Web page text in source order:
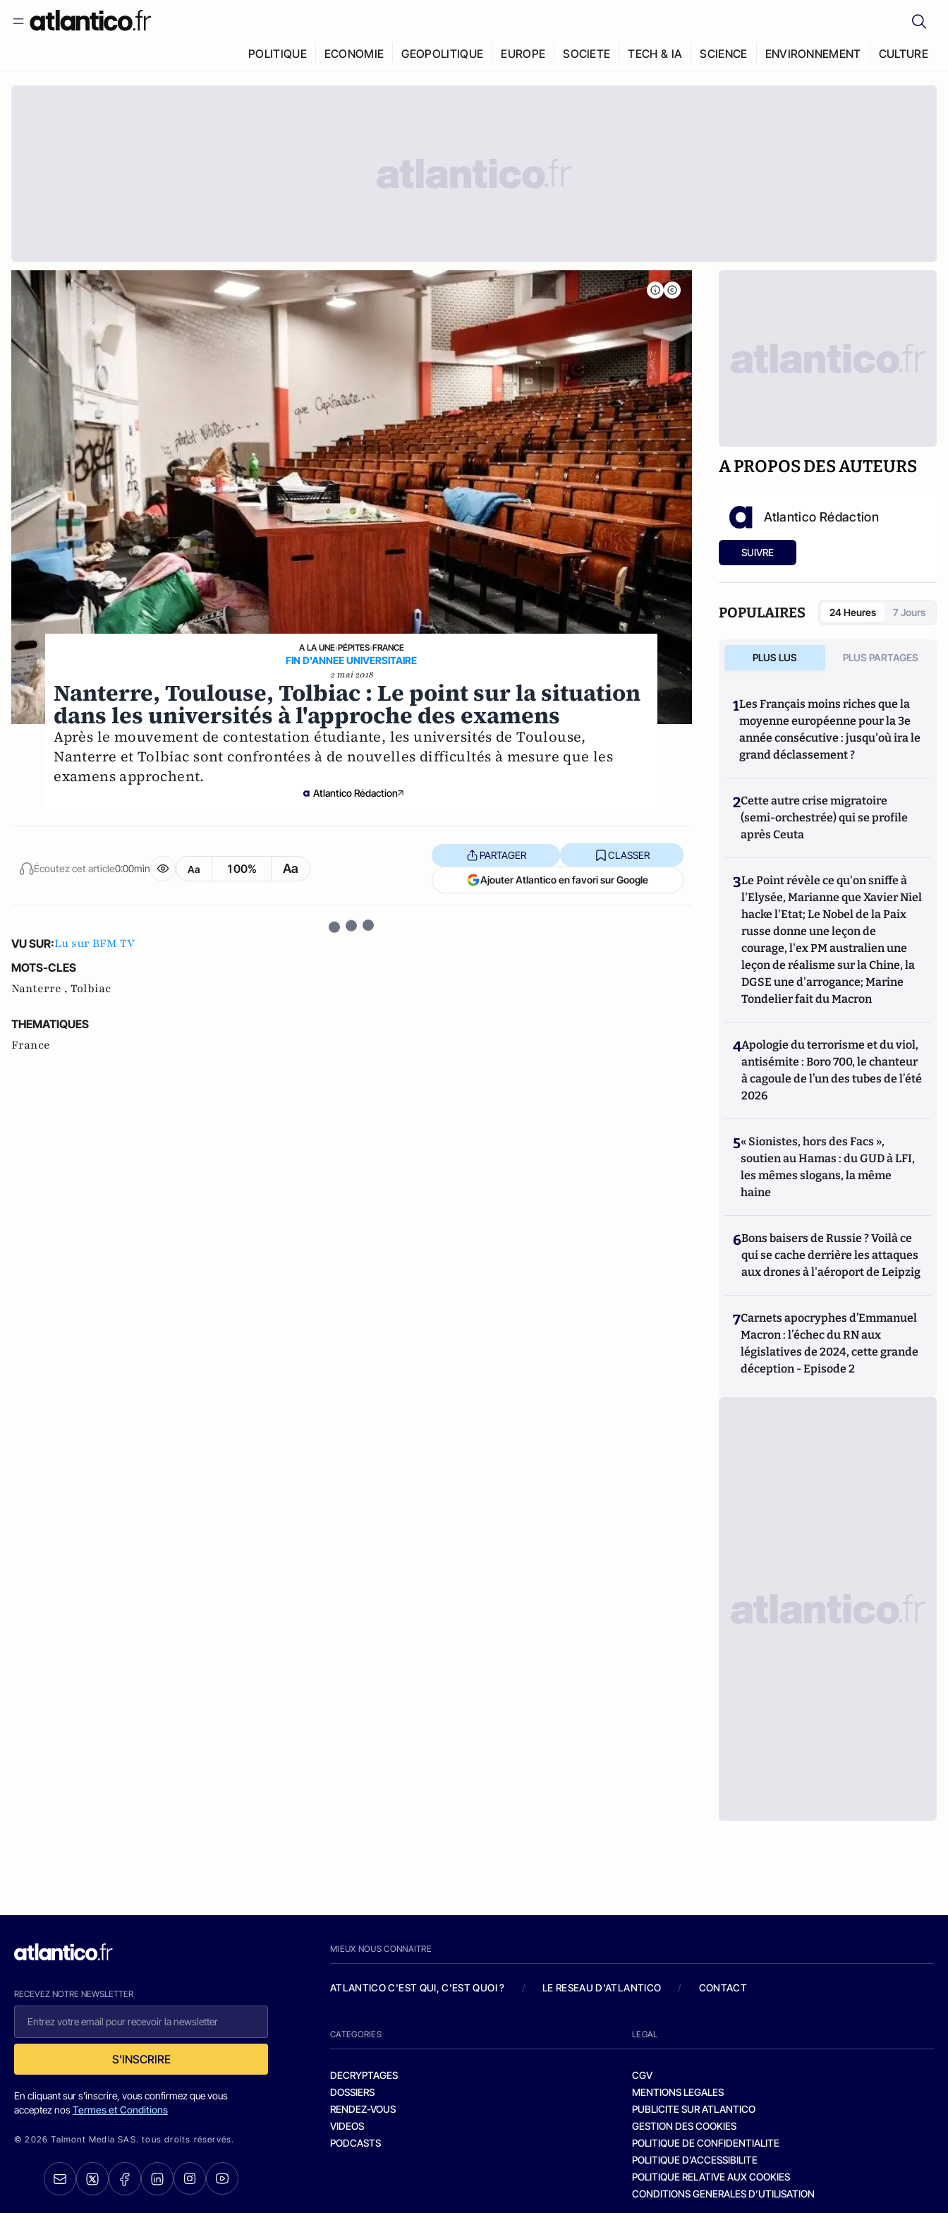
POLITIQUE ECONOMIE GEOPOLITIQUE EUROPE SOCIETE TECH & IA SCIENCE ENVIRONNEMENT CULTURE
A LA UNE›PÉPITES›FRANCE
FIN D'ANNEE UNIVERSITAIRE
2 mai 2018
Nanterre, Toulouse, Tolbiac : Le point sur la situation
dans les universités à l'approche des examens
Après le mouvement de contestation étudiante, les universités de Toulouse,
Nanterre et Tolbiac sont confrontées à de nouvelles difficultés à mesure que les
examens approchent.
Atlantico Rédaction
Écoutez cet article0:00min Aa 100% Aa
PARTAGER CLASSER
Ajouter Atlantico en favori sur Google
VU SUR:Lu sur BFM TV
MOTS-CLES
Nanterre , Tolbiac
THEMATIQUES
France
A PROPOS DES AUTEURS
Atlantico Rédaction
SUIVRE
POPULAIRES 24 Heures 7 Jours
PLUS LUS PLUS PARTAGES
1Les Français moins riches que la
moyenne européenne pour la 3e
année consécutive : jusqu'où ira le
grand déclassement ?
2Cette autre crise migratoire
(semi-orchestrée) qui se profile
après Ceuta
3Le Point révèle ce qu'on sniffe à
l'Elysée, Marianne que Xavier Niel
hacke l'Etat; Le Nobel de la Paix
russe donne une leçon de
courage, l'ex PM australien une
leçon de réalisme sur la Chine, la
DGSE une d'arrogance; Marine
Tondelier fait du Macron
4Apologie du terrorisme et du viol,
antisémite : Boro 700, le chanteur
à cagoule de l’un des tubes de l’été
2026
5« Sionistes, hors des Facs »,
soutien au Hamas : du GUD à LFI,
les mêmes slogans, la même
haine
6Bons baisers de Russie ? Voilà ce
qui se cache derrière les attaques
aux drones à l'aéroport de Leipzig
7Carnets apocryphes d’Emmanuel
Macron : l’échec du RN aux
législatives de 2024, cette grande
déception - Episode 2
RECEVEZ NOTRE NEWSLETTER
S'INSCRIRE
En cliquant sur s'inscrire, vous confirmez que vous
acceptez nosTermes et Conditions
© 2026 Talmont Media SAS. tous droits réservés.
MIEUX NOUS CONNAITRE
ATLANTICO C'EST QUI, C'EST QUOI ? / LE RESEAU D'ATLANTICO / CONTACT
CATEGORIES
DECRYPTAGES
DOSSIERS
RENDEZ-VOUS
VIDEOS
PODCASTS
LEGAL
CGV
MENTIONS LEGALES
PUBLICITE SUR ATLANTICO
GESTION DES COOKIES
POLITIQUE DE CONFIDENTIALITE
POLITIQUE D’ACCESSIBILITE
POLITIQUE RELATIVE AUX COOKIES
CONDITIONS GENERALES D’UTILISATION